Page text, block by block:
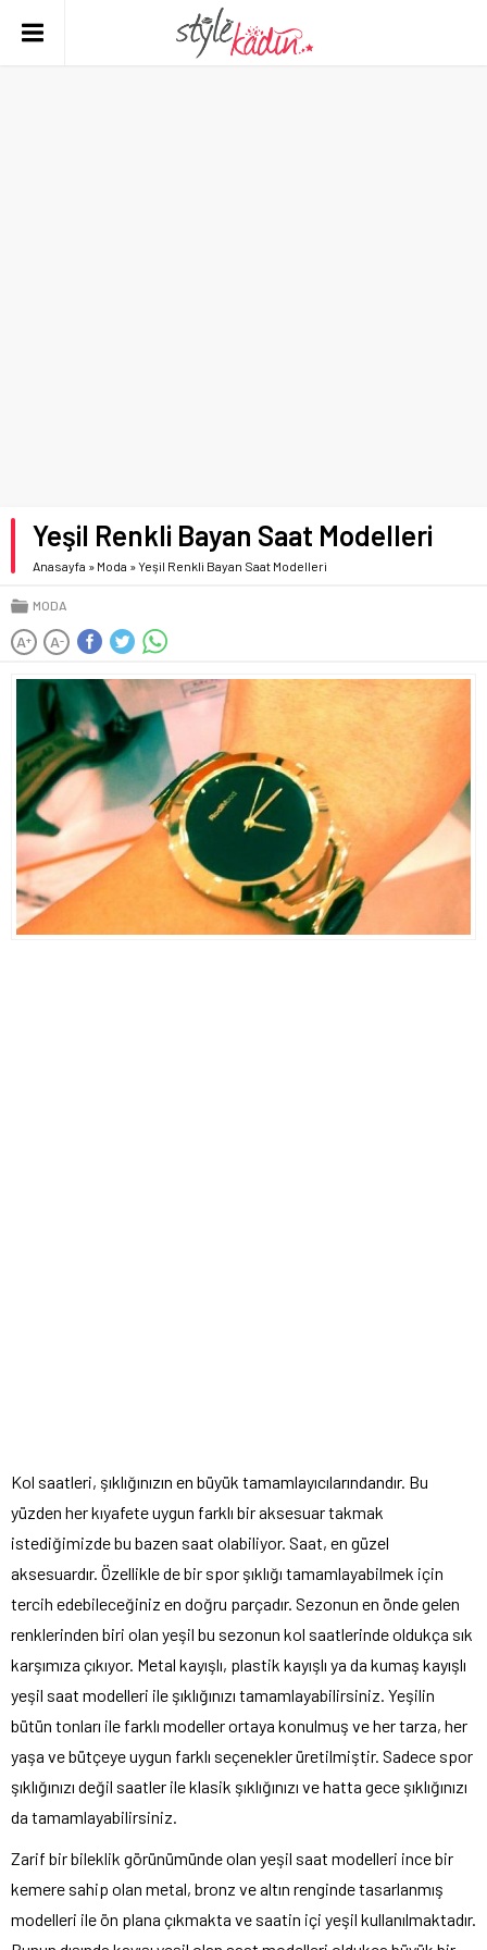
Yeşil Renkli Bayan Saat Modelleri
Anasayfa » Moda »Yeşil Renkli Bayan Saat Modelleri
MODA
A+ A-
Kol saatleri, şıklığınızın en büyük tamamlayıcılarındandır. Bu
yüzden her kıyafete uygun farklı bir aksesuar takmak
istediğimizde bu bazen saat olabiliyor. Saat, en güzel
aksesuardır. Özellikle de bir spor şıklığı tamamlayabilmek için
tercih edebileceğiniz en doğru parçadır. Sezonun en önde gelen
renklerinden biri olan yeşil bu sezonun kol saatlerinde oldukça sık
karşımıza çıkıyor. Metal kayışlı, plastik kayışlı ya da kumaş kayışlı
yeşil saat modelleri ile şıklığınızı tamamlayabilirsiniz. Yeşilin
bütün tonları ile farklı modeller ortaya konulmuş ve her tarza, her
yaşa ve bütçeye uygun farklı seçenekler üretilmiştir. Sadece spor
şıklığınızı değil saatler ile klasik şıklığınızı ve hatta gece şıklığınızı
da tamamlayabilirsiniz.
Zarif bir bileklik görünümünde olan yeşil saat modelleri ince bir
kemere sahip olan metal, bronz ve altın renginde tasarlanmış
modelleri ile ön plana çıkmakta ve saatin içi yeşil kullanılmaktadır.